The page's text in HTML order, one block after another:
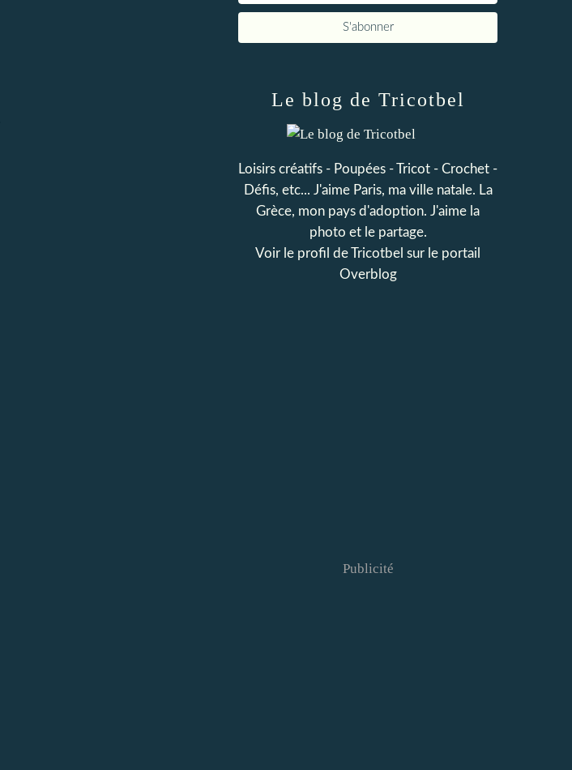
Le blog de Tricotbel
Loisirs créatifs - Poupées - Tricot - Crochet -
Défis, etc... J'aime Paris, ma ville natale. La
Grèce, mon pays d'adoption. J'aime la
photo et le partage.
Voir le profil deTricotbel sur le portail
Overblog
Publicité